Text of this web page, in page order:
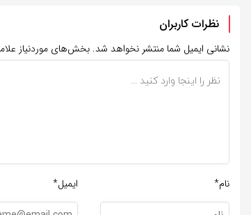
نظرات کاربران
نشانی ایمیل شما منتشر نخواهد شد. بخش‌های موردنیاز
نام* ایمیل*